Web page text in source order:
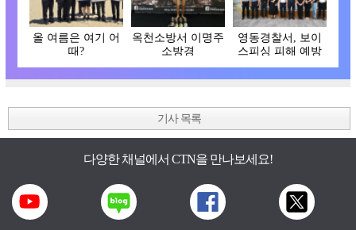
올 여름은 여기 어
때?
옥천소방서 이명주
소방경
영동경찰서, 보이
스피싱 피해 예방
기사 목록
다양한 채널에서 CTN을 만나보세요!